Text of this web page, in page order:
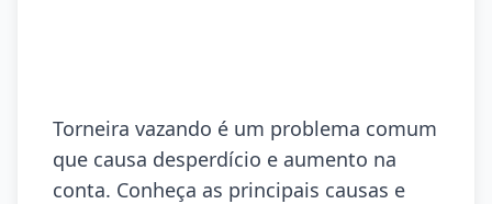
Torneira vazando é um problema comum
que causa desperdício e aumento na
conta. Conheça as principais causas e